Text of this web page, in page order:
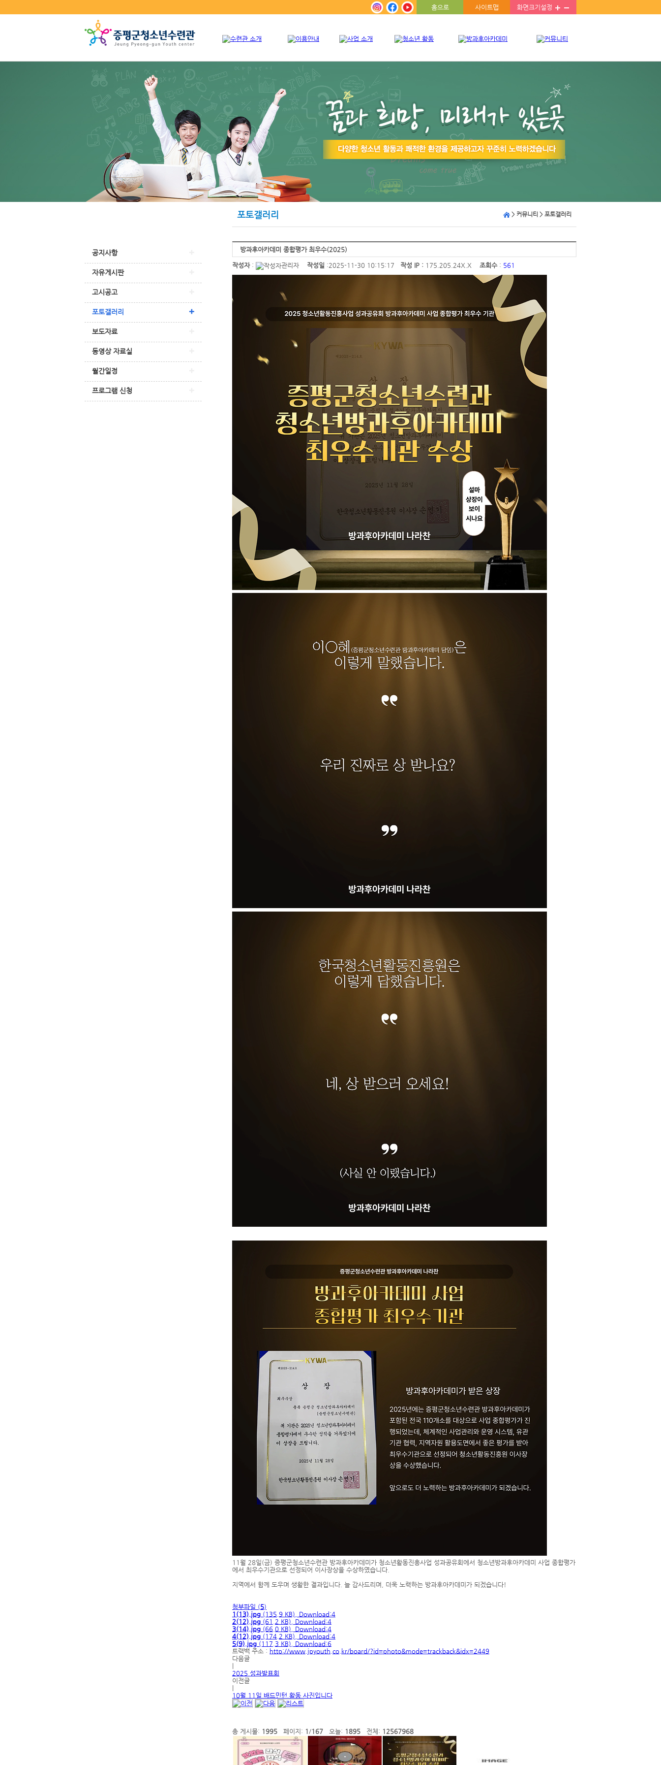
홈으로 사이트맵 화면크기설정
공지사항
자유게시판
고시공고
포토갤러리
보도자료
동영상 자료실
월간일정
프로그램 신청
포토갤러리 > 커뮤니티 > 포토갤러리
방과후아카데미 종합평가 최우수(2025)
작성자: 관리자 작성일 :2025-11-30 10:15:17 작성 IP : 175.205.24X.X 조회수: 561
11월 28일(금) 증평군청소년수련관 방과후아카데미가 청소년활동진흥사업 성과공유회에서 청소년방과후아카데미 사업 종합평가
에서 최우수기관으로 선정되어 이사장상을 수상하였습니다.
지역에서 함께 도우며 생활한 결과입니다. 늘 감사드리며, 더욱 노력하는 방과후아카데미가 되겠습니다!
첨부파일 (5)
1(13).jpg (135.9 KB), Download:4
2(12).jpg (61.2 KB), Download:4
3(14).jpg (66.0 KB), Download:4
4(12).jpg (174.2 KB), Download:4
5(9).jpg (117.3 KB), Download:6
트랙백 주소 : http://www.jpyouth.co.kr/board/?id=photo&mode=trackback&idx=2449
다음글
2025 성과발표회
이전글
10월 11일 배드민턴 활동 사진입니다
총 게시물: 1995 페이지: 1/167 오늘: 1895 전체: 12567968